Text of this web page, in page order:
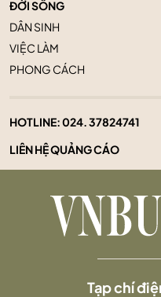
ĐỜI SỐNG
DÂN SINH
VIỆC LÀM
PHONG CÁCH
HOTLINE:024. 37824741
LIÊN HỆ QUẢNG CÁO
Tạp chí